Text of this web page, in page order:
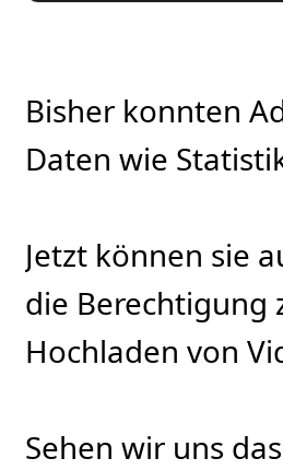
Bisher konnten
Daten wie
Jetzt können sie
die Berechtigung
Hochladen von
Sehen wir uns